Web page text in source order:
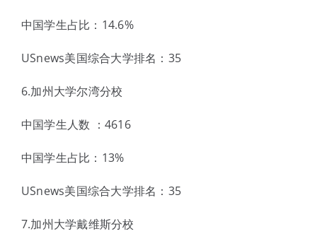
中国学生占比：14.6%
USnews美国综合大学排名：35
6.加州大学尔湾分校
中国学生人数 ：4616
中国学生占比：13%
USnews美国综合大学排名：35
7.加州大学戴维斯分校